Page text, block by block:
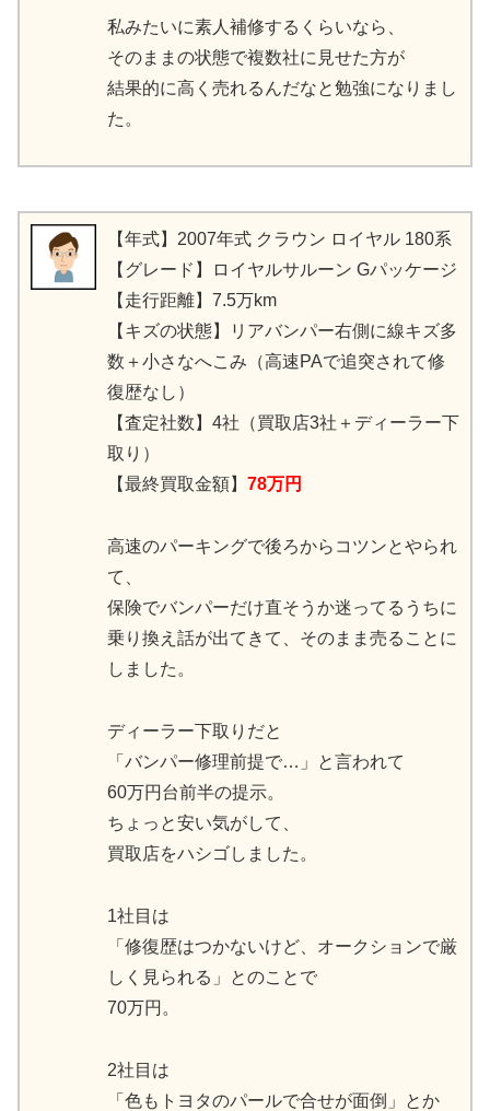
私みたいに素人補修するくらいなら、
そのままの状態で複数社に見せた方が
結果的に高く売れるんだなと勉強になりまし
た。
【年式】2007年式 クラウン ロイヤル 180系
【グレード】ロイヤルサルーン Gパッケージ
【走行距離】7.5万km
【キズの状態】リアバンパー右側に線キズ多
数＋小さなへこみ（高速PAで追突されて修
復歴なし）
【査定社数】4社（買取店3社＋ディーラー下
取り）
【最終買取金額】 78万円
高速のパーキングで後ろからコツンとやられ
て、
保険でバンパーだけ直そうか迷ってるうちに
乗り換え話が出てきて、そのまま売ることに
しました。
ディーラー下取りだと
「バンパー修理前提で…」と言われて
60万円台前半の提示。
ちょっと安い気がして、
買取店をハシゴしました。
1社目は
「修復歴はつかないけど、オークションで厳
しく見られる」とのことで
70万円。
2社目は
「色もトヨタのパールで合せが面倒」とか